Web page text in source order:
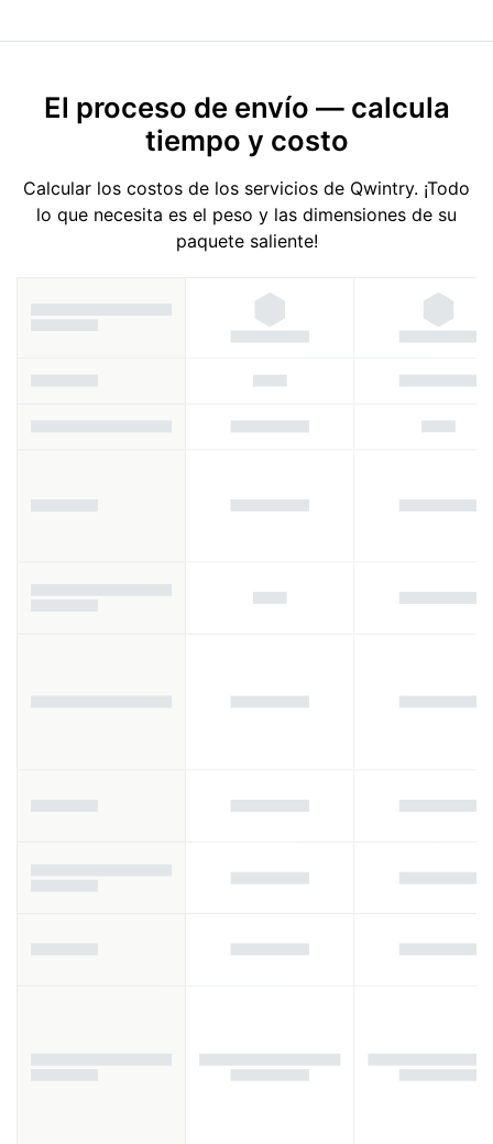
El proceso de envío — calcula
tiempo y costo
Calcular los costos de los servicios de Qwintry. ¡Todo
lo que necesita es el peso y las dimensiones de su
paquete saliente!